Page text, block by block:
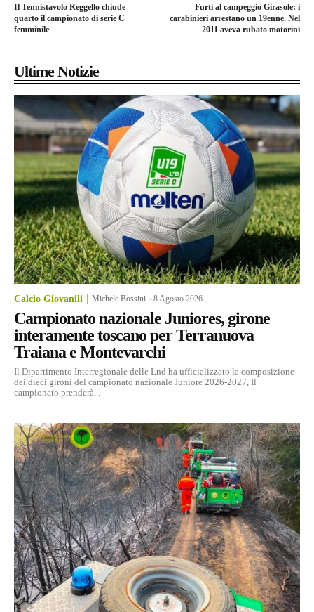
Il Tennistavolo Reggello chiude
quarto il campionato di serie C
femminile
Furti al campeggio Girasole: i
carabinieri arrestano un 19enne. Nel
2011 aveva rubato motorini
Ultime Notizie
Calcio Giovanili Michele Bossini -8 Agosto 2026
Campionato nazionale Juniores, girone
interamente toscano per Terranuova
Traiana e Montevarchi
Il Dipartimento Interregionale delle Lnd ha ufficializzato la composizione
dei dieci gironi del campionato nazionale Juniore 2026-2027, Il
campionato prenderà...